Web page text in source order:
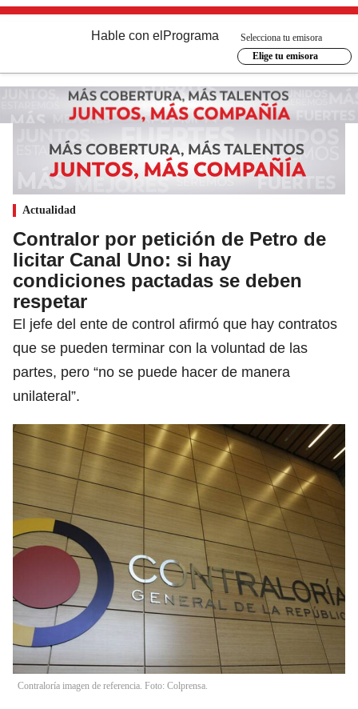
Hable con el Programa
Selecciona tu emisora
Elige tu emisora
Actualidad
Contralor por petición de Petro de
licitar Canal Uno: si hay
condiciones pactadas se deben
respetar
El jefe del ente de control afirmó que hay contratos
que se pueden terminar con la voluntad de las
partes, pero “no se puede hacer de manera
unilateral”.
Contraloría imagen de referencia. Foto: Colprensa.